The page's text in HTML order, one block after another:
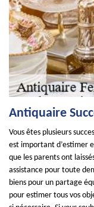
Antiquaire
Vous êtes plusieurs
est important d’estimer
que les parents ont
assistance pour toute
biens pour un partage
pour estimer tous vos